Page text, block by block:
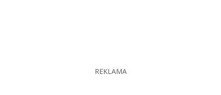
REKLAMA